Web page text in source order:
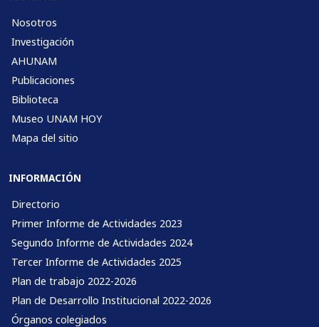
Nosotros
Investigación
AHUNAM
Publicaciones
Biblioteca
Museo UNAM HOY
Mapa del sitio
INFORMACIÓN
Directorio
Primer Informe de Actividades 2023
Segundo Informe de Actividades 2024
Tercer Informe de Actividades 2025
Plan de trabajo 2022-2026
Plan de Desarrollo Institucional 2022-2026
Órganos colegiados